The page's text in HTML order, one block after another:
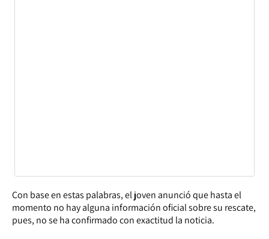
Con base en estas palabras, el joven anunció que hasta el
momento no hay alguna información oficial sobre su rescate,
pues, no se ha confirmado con exactitud la noticia.